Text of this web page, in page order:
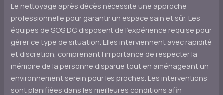
Le nettoyage après décès nécessite une approche
professionnelle pour garantir un espace sain et sûr. Les
équipes de SOS DC disposent de l’expérience requise pour
gérer ce type de situation. Elles interviennent avec rapidité
et discretion, comprenant l’importance de respecter la
mémoire de la personne disparue tout en aménageant un
environnement serein pour les proches. Les interventions
sont planifiées dans les meilleures conditions afin